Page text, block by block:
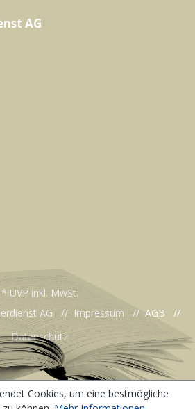
AG
* UVP inkl. MwSt.
AG // Impressum // AGB //
Datenschutz
Cookies, um eine bestmögliche